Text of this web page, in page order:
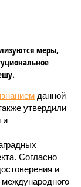
меры,
данной
утвердили
и
Согласно
и